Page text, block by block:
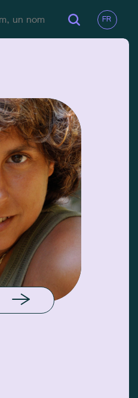
EN LIGNE
Site perso
Site perso
EMAIL
GSM
200 169